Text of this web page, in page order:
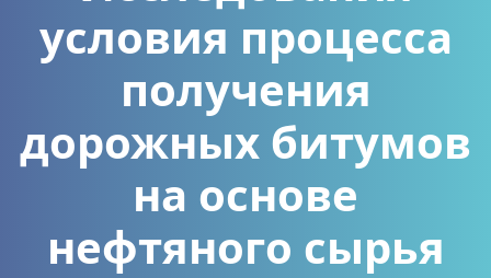
условия процесса
получения
дорожных битумов
на основе
нефтяного сырья